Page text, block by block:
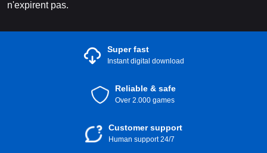
n'expirent pas.
Super fast
Instant digital download
Reliable & safe
Over 2.000 games
Customer support
Human support 24/7